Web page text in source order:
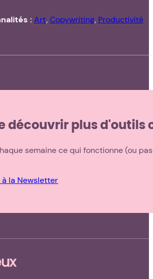
: Art,Copywriting, Productivité
découvrir plus d'outils
semaine ce qui fonctionne (ou
à la Newsletter